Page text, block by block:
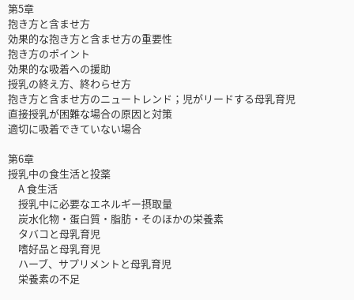
第5章
抱き方と含ませ方
効果的な抱き方と含ませ方の重要性
抱き方のポイント
効果的な吸着への援助
授乳の終え方、終わらせ方
抱き方と含ませ方のニュートレンド；児がリードする母乳育児
直接授乳が困難な場合の原因と対策
適切に吸着できていない場合
第6章
授乳中の食生活と投薬
A 食生活
授乳中に必要なエネルギー摂取量
炭水化物・蛋白質・脂肪・そのほかの栄養素
タバコと母乳育児
嗜好品と母乳育児
ハーブ、サプリメントと母乳育児
栄養素の不足